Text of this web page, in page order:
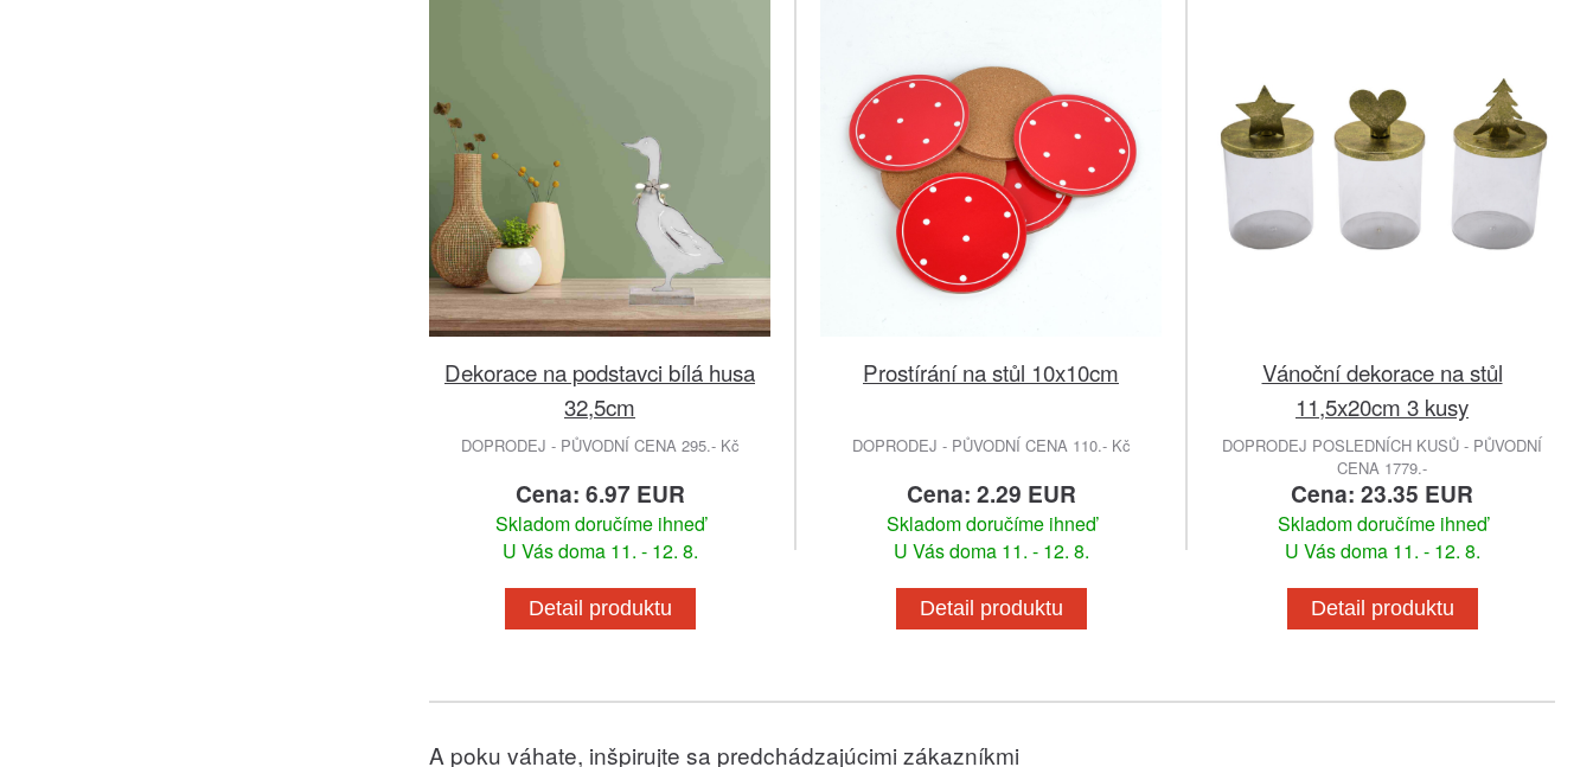
Dekorace na podstavci bílá husa
32,5cm
DOPRODEJ - PŮVODNÍ CENA 295.- Kč
Cena: 6.97 EUR
Skladom doručíme ihneď
U Vás doma 11. - 12. 8.
Detail produktu
Prostírání na stůl 10x10cm
DOPRODEJ - PŮVODNÍ CENA 110.- Kč
Cena: 2.29 EUR
Skladom doručíme ihneď
U Vás doma 11. - 12. 8.
Detail produktu
Vánoční dekorace na stůl
11,5x20cm 3 kusy
DOPRODEJ POSLEDNÍCH KUSŮ - PŮVODNÍ
CENA 1779.-
Cena: 23.35 EUR
Skladom doručíme ihneď
U Vás doma 11. - 12. 8.
Detail produktu
A poku váhate, inšpirujte sa predchádzajúcimi zákazníkmi